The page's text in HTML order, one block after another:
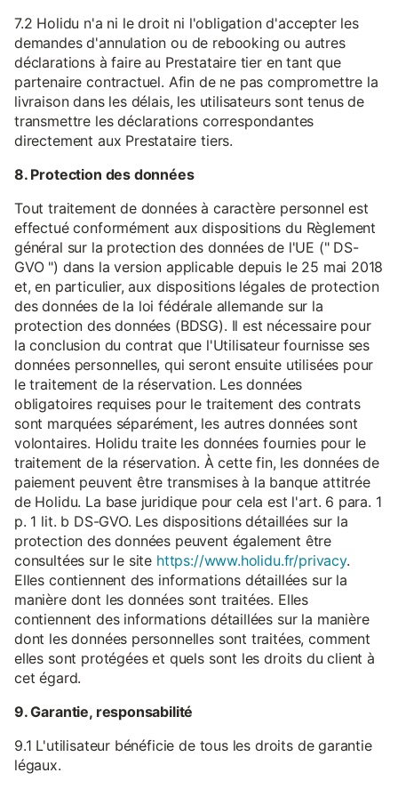
7.2 Holidu n'a ni le droit ni l'obligation d'accepter les
demandes d'annulation ou de rebooking ou autres
déclarations à faire au Prestataire tier en tant que
partenaire contractuel. Afin de ne pas compromettre la
livraison dans les délais, les utilisateurs sont tenus de
transmettre les déclarations correspondantes
directement aux Prestataire tiers.
8. Protection des données
Tout traitement de données à caractère personnel est
effectué conformément aux dispositions du Règlement
général sur la protection des données de l'UE (" DS-
GVO ") dans la version applicable depuis le 25 mai 2018
et, en particulier, aux dispositions légales de protection
des données de la loi fédérale allemande sur la
protection des données (BDSG). Il est nécessaire pour
la conclusion du contrat que l'Utilisateur fournisse ses
données personnelles, qui seront ensuite utilisées pour
le traitement de la réservation. Les données
obligatoires requises pour le traitement des contrats
sont marquées séparément, les autres données sont
volontaires. Holidu traite les données fournies pour le
traitement de la réservation. À cette fin, les données de
paiement peuvent être transmises à la banque attitrée
de Holidu. La base juridique pour cela est l'art. 6 para. 1
p. 1 lit. b DS-GVO. Les dispositions détaillées sur la
protection des données peuvent également être
consultées sur le site https://www.holidu.fr/privacy.
Elles contiennent des informations détaillées sur la
manière dont les données sont traitées. Elles
contiennent des informations détaillées sur la manière
dont les données personnelles sont traitées, comment
elles sont protégées et quels sont les droits du client à
cet égard.
9. Garantie, responsabilité
9.1 L'utilisateur bénéficie de tous les droits de garantie
légaux.